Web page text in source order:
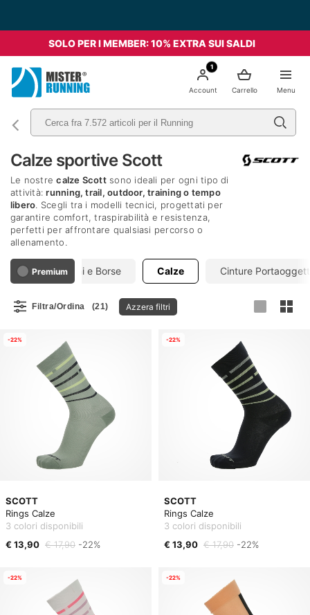
SOLO PER I MEMBER: 10% EXTRA SUI SALDI
Menu
Carrello
1
Account
Calze sportive Scott
Le nostrecalze Scottsono ideali per ogni tipo di
attività:running, trail, outdoor, training o tempo
libero. Scegli tra i modelli tecnici, progettati per
garantire comfort, traspirabilità e resistenza,
perfetti per affrontare qualsiasi percorso o
allenamento.
PremiumZaini e Borse Calze Cinture
Filtra/Ordina (21) Azzera filtri
SCOTT
Rings Calze
3 colori disponibili
€ 13,90 € 17,90 -22%
-22%
SCOTT
Rings Calze
3 colori disponibili
€ 13,90 € 17,90 -22%
-22%
-22% -22%